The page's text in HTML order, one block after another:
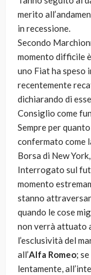
merito
in recessione.
Secondo
momento difficile
uno Fiat ha speso
recentemente
dichiarando di
Consiglio come
Sempre per
confermato come
Borsa di New
Interrogato sul
momento
stanno
quando le cose
non verrà attuato
l’esclusività del
all’Alfa Romeo;
lentamente,